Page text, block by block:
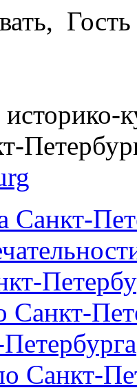
Гость
Санкт-
Санкт-
Санкт-